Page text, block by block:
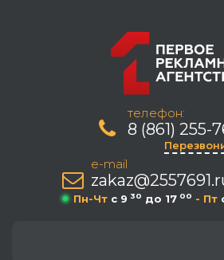
телефон:
8 (861) 255-
e-mail
Пн-Чт c 9 30 до 17 00 - Пт